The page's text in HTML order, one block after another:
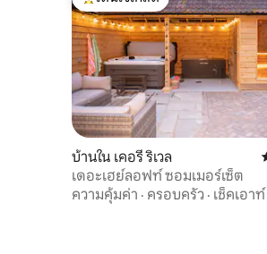
โดนใจเกสต์ที่สุด
บ้านใน เคอรี ริเวล
เดอะเฮย์ลอฟท์ ซอมเมอร์เซ็ต
ความคุ้มค่า · ครอบครัว · เช็คเอาท์